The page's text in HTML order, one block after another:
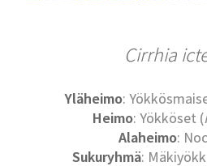
Cirrhia
Yläheimo:
Heimo: Yökköset (
Alaheimo:
Sukuryhmä: